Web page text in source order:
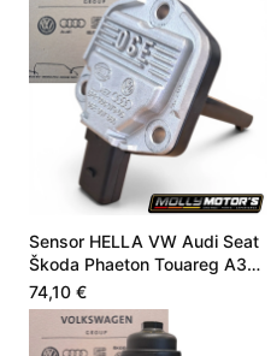
Sensor HELLA VW Audi Seat
Škoda Phaeton Touareg A3
4.9 06E907660
74,10 €